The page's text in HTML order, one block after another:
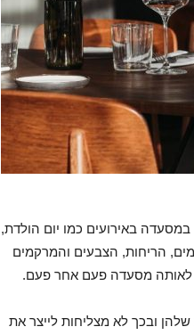
באירועים כמו יום הולדת,
הריחות, הצבעים והמרקמים
לאותה מסעדה פעם אחר פעם.
ובכך לא מצליחות לייצר את